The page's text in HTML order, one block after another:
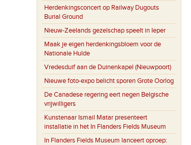
Herdenkingsconcert op Railway Dugouts
Burial Ground
Nieuw-Zeelands gezelschap speelt in Ieper
Maak je eigen herdenkingsbloem voor de
Nationale Hulde
Vredesduif aan de Duinenkapel (Nieuwpoort)
Nieuwe foto-expo belicht sporen Grote Oorlog
De Canadese regering eert negen Belgische
vrijwilligers
Kunstenaar Ismail Matar presenteert
installatie in het In Flanders Fields Museum
In Flanders Fields Museum lanceert oproep: